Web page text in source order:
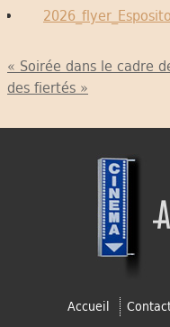
« Soirée dans le cadre
des fiertés »
Accueil